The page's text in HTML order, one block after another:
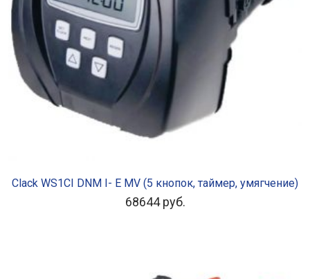
Clack WS1CI DNM I- E MV (5 кнопок, таймер, умягчение)
68644руб.